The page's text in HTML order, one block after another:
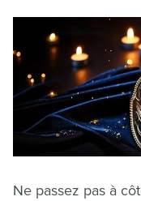
Ne passez pas à